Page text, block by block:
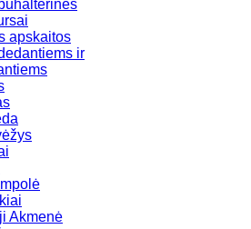
apskaitos
ir
Akmenė